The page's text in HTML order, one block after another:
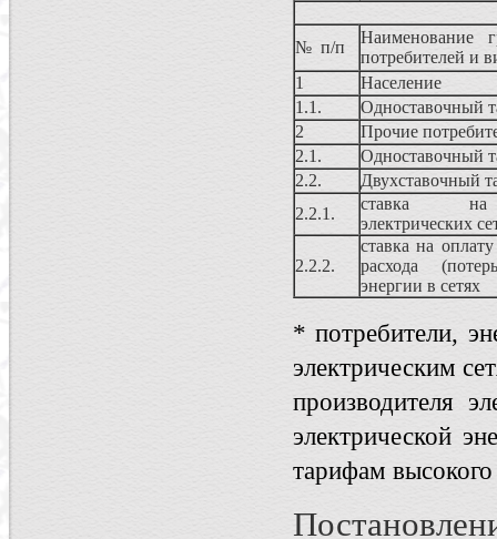
№ п/п
Наименование
потребителей и
1
Население
1.1.
Одноставочный
2
Прочие
2.1.
Одноставочный
2.2.
Двухставочный
2.2.1.
ставка на
электрических
2.2.2.
ставка на
расхода
энергии в сетях
* потребители,
электрическим
производителя
электрической
тарифам